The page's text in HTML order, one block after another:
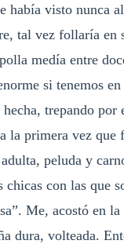
había visto nunca
tal vez follaría en
medía entre
si tenemos
hecha, trepando por
la primera vez que
peluda y
chicas con las que
Me, acostó en
dura, volteada.